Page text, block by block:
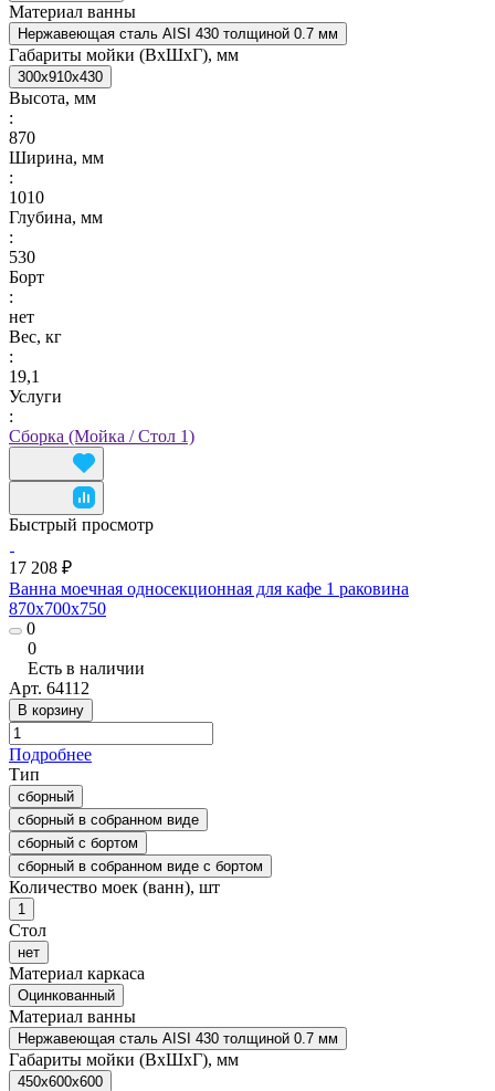
Материал ванны
Нержавеющая сталь AISI 430 толщиной 0.7 мм
Габариты мойки (ВxШxГ), мм
300x910x430
Высота, мм
:
870
Ширина, мм
:
1010
Глубина, мм
:
530
Борт
:
нет
Вес, кг
:
19,1
Услуги
:
Сборка (Мойка / Стол 1)
Быстрый просмотр
17 208 ₽
Ванна моечная односекционная для кафе 1 раковина
870x700х750
0
0
Есть в наличии
Арт. 64112
В корзину
Подробнее
Тип
сборный
сборный в собранном виде
сборный с бортом
сборный в собранном виде с бортом
Количество моек (ванн), шт
1
Стол
нет
Материал каркаса
Оцинкованный
Материал ванны
Нержавеющая сталь AISI 430 толщиной 0.7 мм
Габариты мойки (ВxШxГ), мм
450x600x600